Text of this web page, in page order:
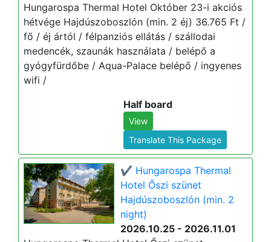
Hungarospa Thermal Hotel Október 23-i akciós
hétvége Hajdúszoboszlón (min. 2 éj) 36.765 Ft /
fő / éj ártól / félpanziós ellátás / szállodai
medencék, szaunák használata / belépő a
gyógyfürdőbe / Aqua-Palace belépő / ingyenes
wifi /
Half board
View
Translate This Package
✔️ Hungarospa Thermal
Hotel Őszi szünet
Hajdúszoboszlón (min. 2
night)
2026.10.25 - 2026.11.01